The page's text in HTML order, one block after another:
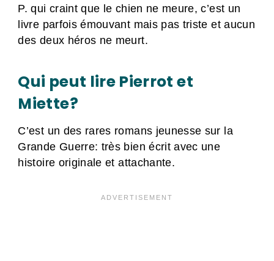
P. qui craint que le chien ne meure, c’est un
livre parfois émouvant mais pas triste et aucun
des deux héros ne meurt.
Qui peut lire Pierrot et
Miette?
C’est un des rares romans jeunesse sur la
Grande Guerre: très bien écrit avec une
histoire originale et attachante.